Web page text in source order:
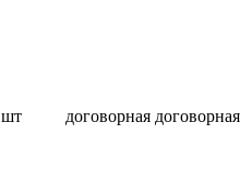
шт договорная договорная